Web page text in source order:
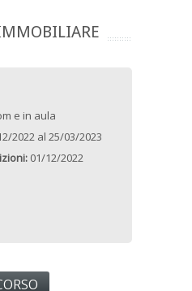
e in aula
2022 al 25/03/2023
01/12/2022